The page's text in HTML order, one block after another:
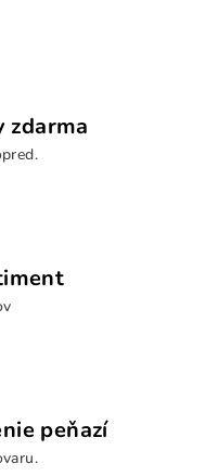
zdarma
peňazí